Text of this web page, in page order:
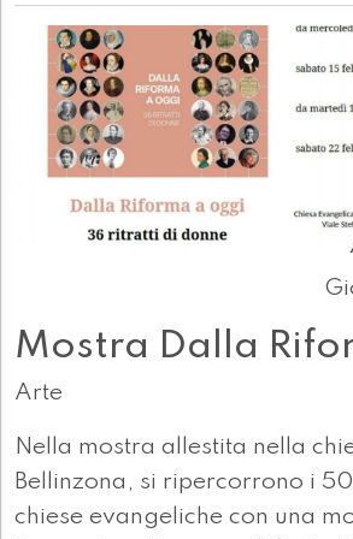
Mostra Dalla
Arte
Nella mostra allestita nella
Bellinzona, si ripercorrono i
chiese evangeliche con una